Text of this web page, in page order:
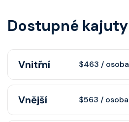
Dostupné kajuty
Vnitřní $463 / osoba
Vnitřní kajuta poskytuje pohovku,
fén, soukromou koupelnu se
Vnější $563 / osoba